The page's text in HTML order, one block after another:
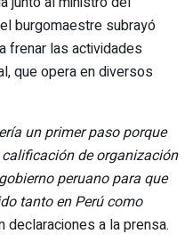
burgomaestre subrayó
frenar las actividades
que opera en diversos
un primer paso porque
de organización
peruano para que
tanto en Perú como
declaraciones a la prensa.